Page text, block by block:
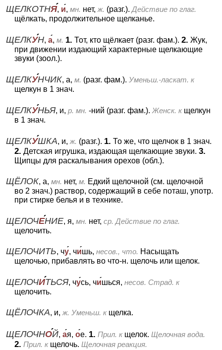
ЩЕЛКОТНЯ, и, мн. нет, ж. (разг.). Действие по глаг.
щёлкать, продолжительное щелканье.
ЩЕЛКУН, а, м. 1. Тот, кто щёлкает (разг. фам.). 2. Жук,
при движении издающий характерные щелкающие
звуки (зоол.).
ЩЕЛКУНЧИК, а, м. (разг. фам.). Уменьш.-ласкат. к
щелкун в 1 знач.
ЩЕЛКУНЬЯ, и, р. мн. -ний (разг. фам.). Женск. к щелкун
в 1 знач.
ЩЕЛКУШКА, и, ж. (разг.). 1. То же, что щелчок в 1 знач.
2. Детская игрушка, издающая щелкающие звуки. 3.
Щипцы для раскалывания орехов (обл.).
ЩЁЛОК, а, мн. нет, м. Едкий щелочной (см. щелочной
во 2 знач.) раствор, содержащий в себе поташ, употр.
при стирке белья и в технике.
ЩЕЛОЧЕНИЕ, я, мн. нет, ср. Действие по глаг.
щелочить.
ЩЕЛОЧИТЬ, чу, чишь, несов., что. Насыщать
щелочью, прибавлять во что-н. щелочь или щелок.
ЩЕЛОЧИТЬСЯ, чусь, чишься, несов. Страд. к
щелочить.
ЩЁЛОЧКА, и, ж. Уменьш. к щелка.
ЩЕЛОЧНОЙ, ая, ое. 1. Прил. к щелок. Щелочная вода.
2. Прил. к щелочь. Щелочная реакция.